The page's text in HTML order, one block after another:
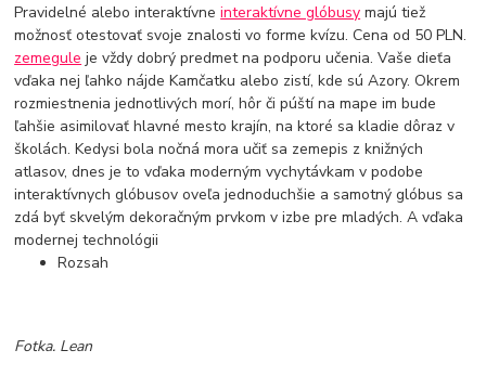
Pravidelné alebo interaktívneinteraktívne glóbusy majú tiež
možnosť otestovať svoje znalosti vo forme kvízu. Cena od 50 PLN.
zemegule je vždy dobrý predmet na podporu učenia. Vaše dieťa
vďaka nej ľahko nájde Kamčatku alebo zistí, kde sú Azory. Okrem
rozmiestnenia jednotlivých morí, hôr či púští na mape im bude
ľahšie asimilovať hlavné mesto krajín, na ktoré sa kladie dôraz v
školách. Kedysi bola nočná mora učiť sa zemepis z knižných
atlasov, dnes je to vďaka moderným vychytávkam v podobe
interaktívnych glóbusov oveľa jednoduchšie a samotný glóbus sa
zdá byť skvelým dekoračným prvkom v izbe pre mladých. A vďaka
modernej technológii
Rozsah
Fotka. Lean